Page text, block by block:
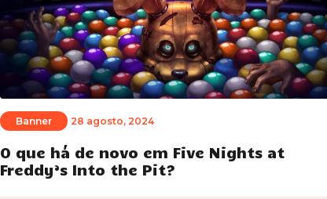
Banner 28 agosto, 2024
O que há de novo em Five Nights at
Freddy’s Into the Pit?